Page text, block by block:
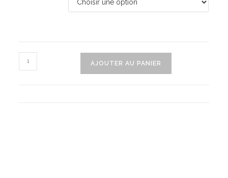
quantité
de
AJOUTER AU PANIER